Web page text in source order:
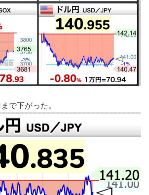
で下がった。